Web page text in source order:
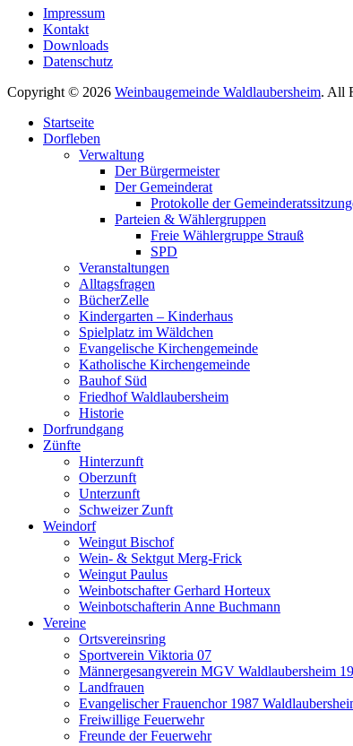
Impressum
Kontakt
Downloads
Datenschutz
Copyright © 2026 Weinbaugemeinde Waldlaubersheim. All
oben
scrollen
Startseite
Dorfleben
Verwaltung
Der Bürgermeister
Der Gemeinderat
Protokolle der
Parteien & Wählergruppen
Freie Wählergruppe Strauß
SPD
Veranstaltungen
Alltagsfragen
BücherZelle
Kindergarten – Kinderhaus
Spielplatz im Wäldchen
Evangelische Kirchengemeinde
Katholische Kirchengemeinde
Bauhof Süd
Friedhof Waldlaubersheim
Historie
Dorfrundgang
Zünfte
Hinterzunft
Oberzunft
Unterzunft
Schweizer Zunft
Weindorf
Weingut Bischof
Wein- & Sektgut Merg-Frick
Weingut Paulus
Weinbotschafter Gerhard Horteux
Weinbotschafterin Anne Buchmann
Vereine
Ortsvereinsring
Sportverein Viktoria 07
Männergesangverein MGV Waldlaubersheim
Landfrauen
Evangelischer Frauenchor 1987
Freiwillige Feuerwehr
Freunde der Feuerwehr